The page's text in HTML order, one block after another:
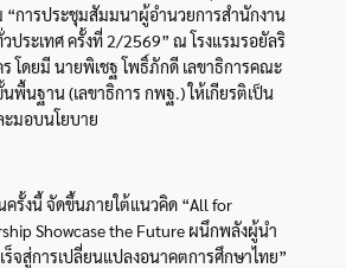
“การประชุมสัมมนาผู้อำนวยการสำนักงาน
ประเทศ ครั้งที่ 2/2569” ณ โรงแรมรอยัลริ
โดยมี นายพิเชฐ โพธิ์ภักดี เลขาธิการคณะ
พื้นฐาน (เลขาธิการ กพฐ.) ให้เกียรติเป็น
มอบนโยบาย
รั้งนี้ จัดขึ้นภายใต้แนวคิด “All for
Showcase the Future ผนึกพลังผู้นำ
ร็จสู่การเปลี่ยนแปลงอนาคตการศึกษาไทย”